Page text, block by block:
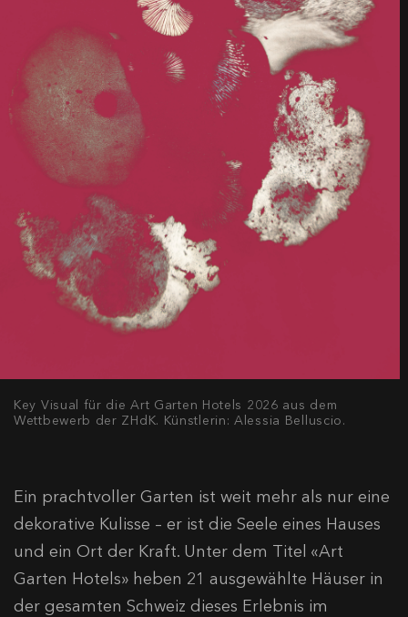
Key Visual für die Art Garten Hotels 2026 aus dem
Wettbewerb der ZHdK. Künstlerin: Alessia Belluscio.
Ein prachtvoller Garten ist weit mehr als nur eine
dekorative Kulisse – er ist die Seele eines Hauses
und ein Ort der Kraft. Unter dem Titel «Art
Garten Hotels» heben 21 ausgewählte Häuser in
der gesamten Schweiz dieses Erlebnis im